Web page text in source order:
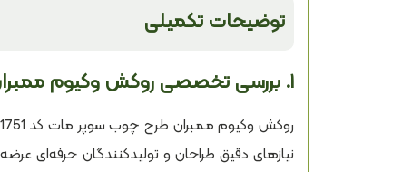
توضیحات تکمیلی
۱. بررسی تخصصی روکش وکیوم ممبران طرح چوب سوپر مات کد SM-1751